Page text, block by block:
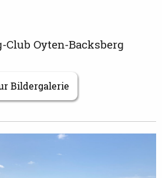
Club Oyten-Backsberg
Bildergalerie